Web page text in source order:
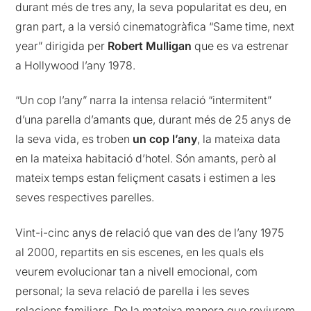
durant més de tres any, la seva popularitat es deu, en
gran part, a la versió cinematogràfica “Same time, next
year” dirigida per Robert Mulligan que es va estrenar
a Hollywood l’any 1978.
“Un cop l’any” narra la intensa relació “intermitent”
d’una parella d’amants que, durant més de 25 anys de
la seva vida, es troben un cop l’any, la mateixa data
en la mateixa habitació d’hotel. Són amants, però al
mateix temps estan feliçment casats i estimen a les
seves respectives parelles.
Vint-i-cinc anys de relació que van des de l’any 1975
al 2000, repartits en sis escenes, en les quals els
veurem evolucionar tan a nivell emocional, com
personal; la seva relació de parella i les seves